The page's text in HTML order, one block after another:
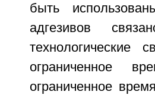
быть
адгезивов
технологические
ограниченное
ограниченное